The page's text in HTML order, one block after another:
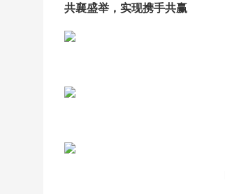
共襄盛举，实现携手共赢